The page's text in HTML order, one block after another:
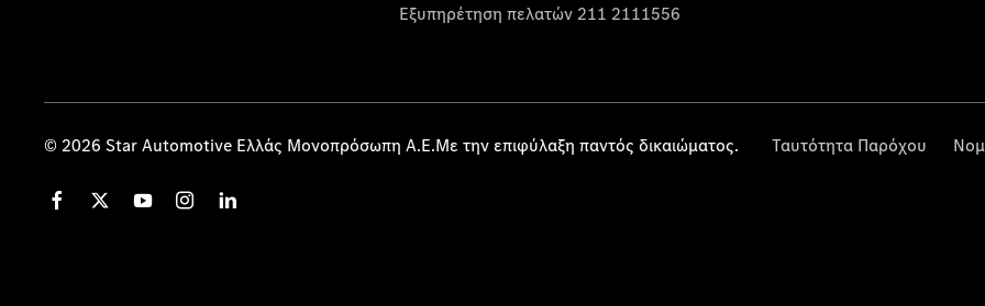
Εξυπηρέτηση πελατών 211 2111556
© 2026 Star Automotive Ελλάς Μονοπρόσωπη Α.Ε.Με την επιφύλαξη παντός δικαιώματος. Ταυτότητα Παρόχου